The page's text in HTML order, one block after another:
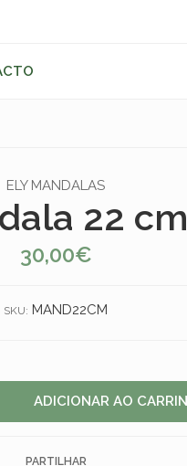
ELY MANDALAS
22 cm
30,00€
SKU: MAND22CM
PARTILHAR